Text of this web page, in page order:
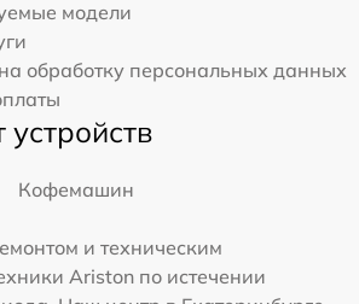
модели
обработку персональных данных
устройств
Кофемашин
и техническим
Ariston по истечении